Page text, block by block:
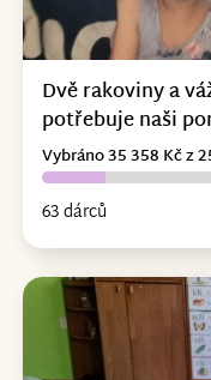
Dvě rakoviny a
potřebuje naši
63 dárců
Vybráno 35 358 Kč z